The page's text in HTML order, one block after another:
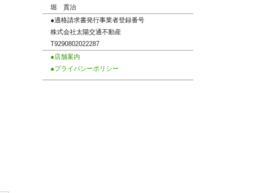
堀 貫治
●適格請求書発行事業者登録番号
株式会社太陽交通不動産
T9290802022287
●店舗案内
●プライバシーポリシー